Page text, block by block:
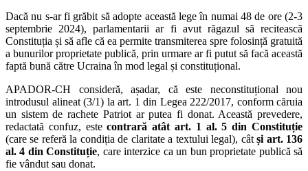
Dacă nu s-ar fi grăbit să adopte această lege în numai 48 de ore (2-3
septembrie 2024), parlamentarii ar fi avut răgazul să recitească
Constituția și să afle că ea permite transmiterea spre folosință gratuită
a bunurilor proprietate publică, prin urmare ar fi putut să facă această
faptă bună către Ucraina în mod legal și constituțional.
APADOR-CH consideră, așadar, că este neconstituțional nou
introdusul alineat (3/1) la art. 1 din Legea 222/2017, conform căruia
un sistem de rachete Patriot ar putea fi donat. Această prevedere,
redactată confuz, estecontrară atât art. 1 al. 5 din Constituție
(care se referă la condiția de claritate a textului legal), câtși art. 136
al. 4 din Constituție, care interzice ca un bun proprietate publică să
fie vândut sau donat.